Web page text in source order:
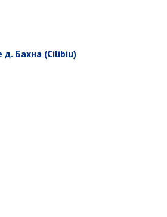
д. Бахна (Cilibiu)